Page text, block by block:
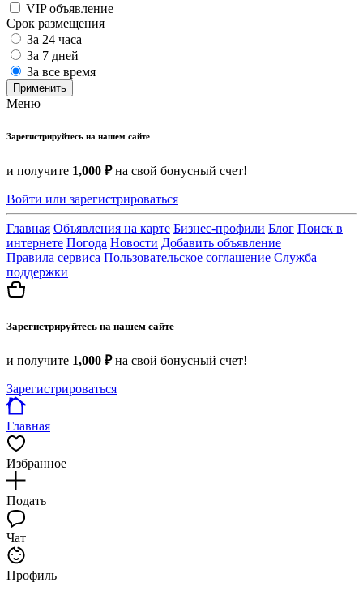
VIP объявление
Срок размещения
За 24 часа
За 7 дней
За все время
Применить
Меню
Зарегистрируйтесь на нашем сайте
и получите 1,000 ₽на свой бонусный счет!
Войти или зарегистрироваться
Главная Объявления на карте Бизнес-профили Блог Поиск в
интернете Погода Новости Добавить объявление
Правила сервиса Пользовательское соглашение Служба
поддержки
Зарегистрируйтесь на нашем сайте
и получите 1,000 ₽на свой бонусный счет!
Зарегистрироваться
Главная
Избранное
Подать
Чат
Профиль